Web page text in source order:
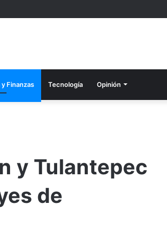
Finanzas Tecnología Opinión
y Tulantepec
de